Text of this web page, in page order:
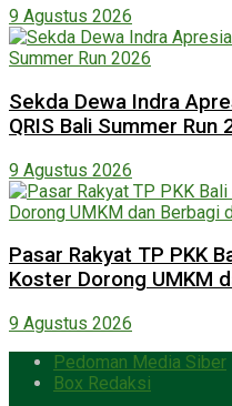
9 Agustus 2026
Sekda Dewa Indra
QRIS Bali Summer Run
9 Agustus 2026
Pasar Rakyat TP PKK
Koster Dorong UMKM
9 Agustus 2026
Pedoman Media Siber
Box Redaksi